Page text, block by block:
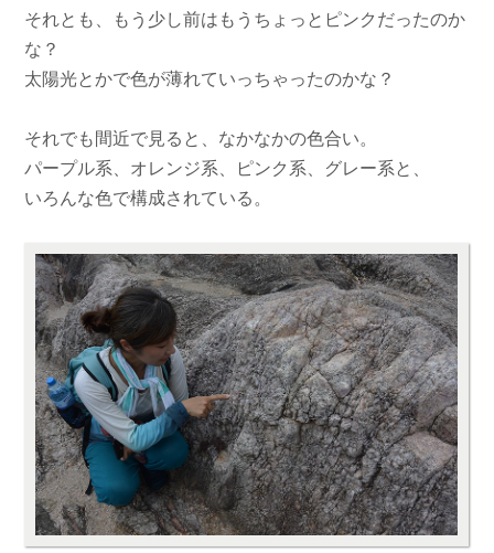
それとも、もう少し前はもうちょっとピンクだったのか
な？
太陽光とかで色が薄れていっちゃったのかな？
それでも間近で見ると、なかなかの色合い。
パープル系、オレンジ系、ピンク系、グレー系と、
いろんな色で構成されている。